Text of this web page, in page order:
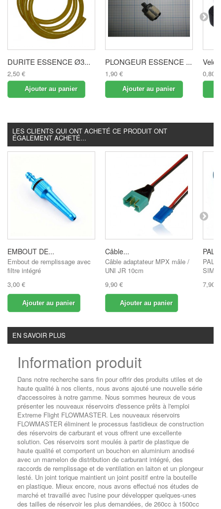
DURITE ESSENCE Ø3...
2,50 €
Ajouter au panier
PLONGEUR ESSENCE ...
1,90 €
Ajouter au panier
0,80 €
LES CLIENTS QUI ONT ACHETÉ CE PRODUIT ONT
ÉGALEMENT ACHETÉ...
EMBOUT DE...
Embout de remplissage avec
filtre intégré
3,00 €
Ajouter au panier
Câble...
Câble adaptateur MPX mâle /
UNI JR 10cm
9,90 €
Ajouter au panier
7,90 €
EN SAVOIR PLUS
Information produit
Dans notre recherche sans fin pour offrir des produits utiles et de
haute qualité à nos clients, nous avons ajouté une nouvelle série
d'accessoires à notre gamme. Nous sommes heureux de vous
présenter les nouveaux réservoirs d'essence prêts à l'emploi
Extreme Flight FLOWMASTER. Les nouveaux réservoirs
FLOWMASTER éliminent le processus fastidieux de construction
des réservoirs de carburant et vous offrent une excellente
solution. Ces réservoirs sont moulés à partir de plastique de
haute qualité et comportent un bouchon en aluminium anodisé
avec un mamelon de distribution de carburant intégré, des
raccords de remplissage et de ventilation en laiton et un plongeur
lesté. Un joint torique maintient un joint positif entre la bouteille
en plastique. Mieux encore, nous avons effectué nos études de
marché et travaillé avec l'usine pour développer quelques-unes
des tailles de réservoir les plus demandées, de 260cc à 1500cc